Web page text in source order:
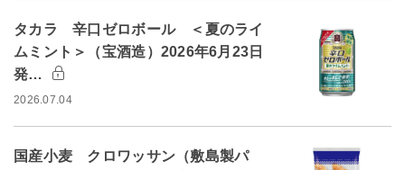
タカラ 辛口ゼロボール ＜夏のライ
ムミント＞（宝酒造）2026年6月23日
発…
2026.07.04
国産小麦 クロワッサン（敷島製パ